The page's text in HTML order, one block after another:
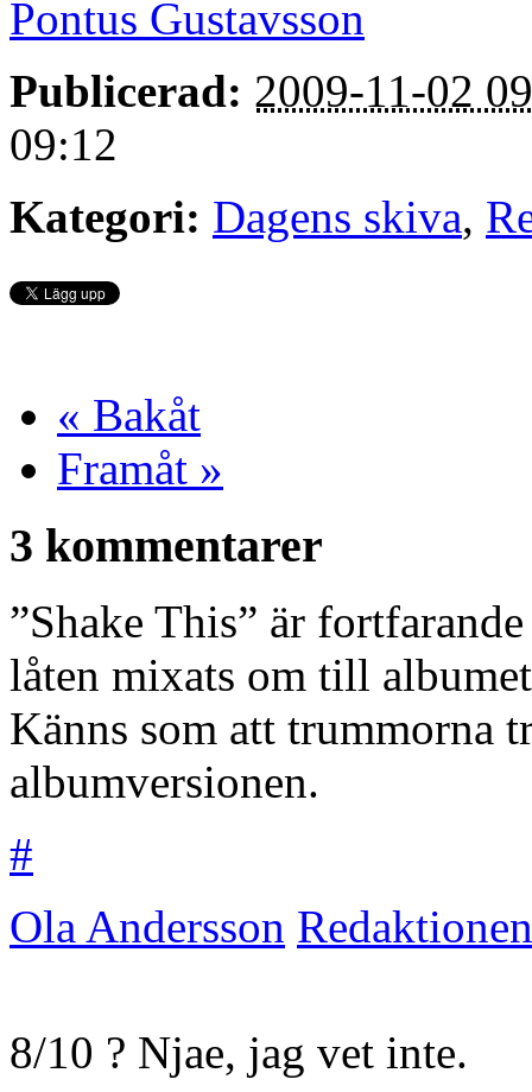
Pontus Gustavsson
Publicerad: 2009-11-02
09:12
Kategori: Dagens skiva,
« Bakåt
Framåt »
3 kommentarer
”Shake This” är
låten mixats om till
Känns som att trummorna
albumversionen.
#
Ola Andersson Redaktionen
8/10 ? Njae, jag vet inte.